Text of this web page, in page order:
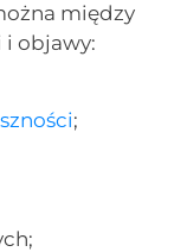
między
objawy:
;